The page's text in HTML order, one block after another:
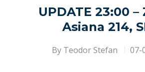
UPDATE 23:00
Asiana 214,
By Teodor Stefan 07-